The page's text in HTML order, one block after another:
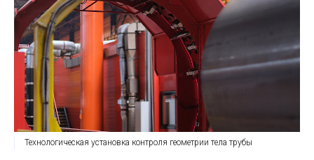
Технологическая установка контроля геометрии тела трубы